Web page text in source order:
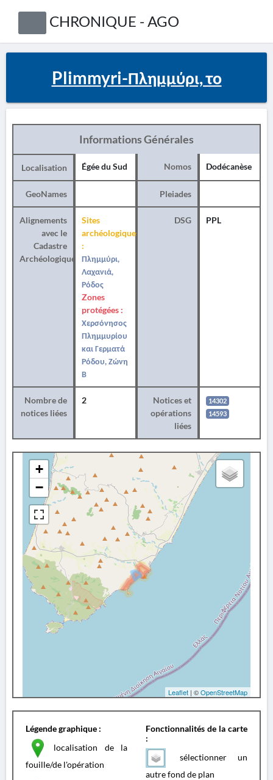
CHRONIQUE - AGO
Plimmyri-Πλημμύρι, το
Informations Générales
Localisation Égée du Sud Nomos Dodécanèse
GeoNames Pleiades
Alignements
avec le
Cadastre
Archéologique
Sites
archéologiques
:
Πλημμύρι,
Λαχανιά,
Ρόδος
Zones
protégées :
Χερσόνησος
Πλημμυρίου
και Γερματά
Ρόδου, Ζώνη
Β
DSG PPL
Nombre de
notices liées
2
Notices et
opérations
liées
14302
14593
+
−
Leaflet | ©OpenStreetMap
Légende graphique :
localisation de la
fouille/de l'opération
Fonctionnalités de la carte
:
sélectionner un
autre fond de plan